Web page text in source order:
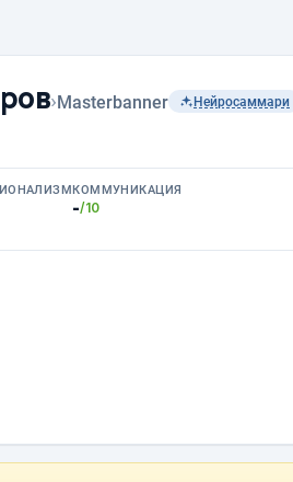
›Masterbanner Нейросаммари
КОММУНИКАЦИЯ
-/10